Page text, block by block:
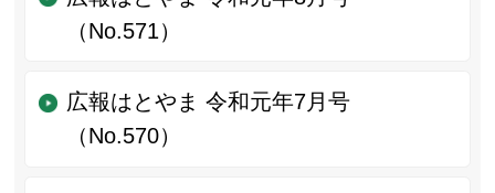
（No.571）
広報はとやま 令和元年7月号
（No.570）